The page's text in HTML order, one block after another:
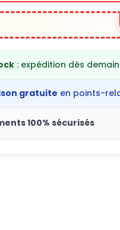
: expédition dès
gratuite en points-
100% sécurisés